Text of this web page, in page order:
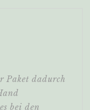
Paket dadurch
bei den